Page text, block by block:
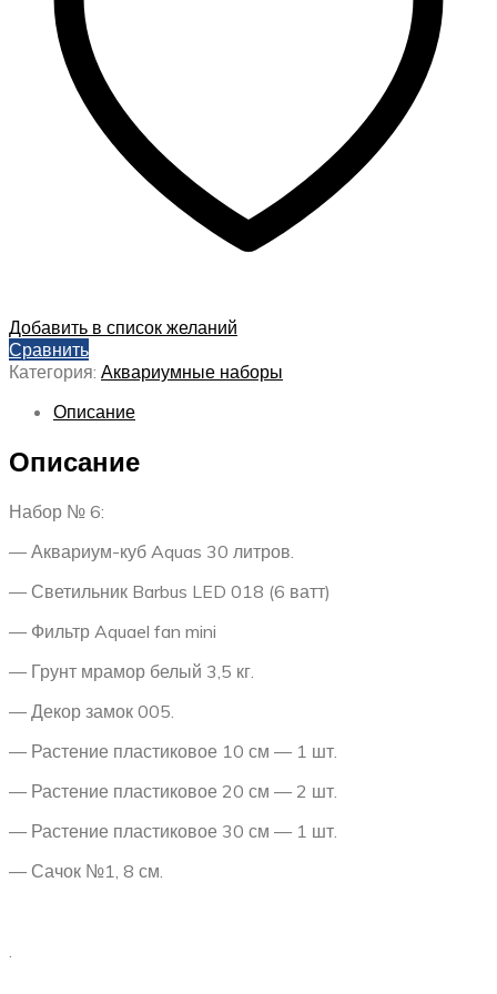
Добавить в список желаний
Сравнить
Категория: Аквариумные наборы
Описание
Описание
Набор № 6:
— Аквариум-куб Aquas 30 литров.
— Светильник Barbus LED 018 (6 ватт)
— Фильтр Aquael fan mini
— Грунт мрамор белый 3,5 кг.
— Декор замок 005.
— Растение пластиковое 10 см — 1 шт.
— Растение пластиковое 20 см — 2 шт.
— Растение пластиковое 30 см — 1 шт.
— Сачок №1, 8 см.
.